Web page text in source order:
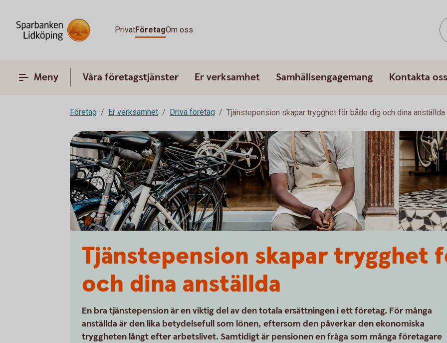
PrivatFöretagOm oss
Meny Våra företagstjänster Er verksamhet Samhällsengagemang Kontakta oss
Företag Er verksamhet Driva företag Tjänstepension skapar trygghet för både dig och dina anställda
Tjänstepension skapar trygghet
och dina anställda
En bra tjänstepension är en viktig del av den totala ersättningen i ett företag. För många
anställda är den lika betydelsefull som lönen, eftersom den påverkar den ekonomiska
tryggheten långt efter arbetslivet. Samtidigt är pensionen en fråga som många företagare